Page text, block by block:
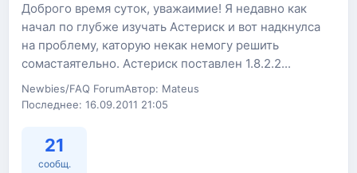
Доброго время суток, уважаимие! Я недавно как
начал по глубже изучать Астериск и вот надкнулса
на проблему, каторую некак немогу решить
сомастаятельно. Астериск поставлен 1.8.2.2...
Newbies/FAQ ForumАвтор: Mateus
Последнее: 16.09.2011 21:05
21
сообщ.